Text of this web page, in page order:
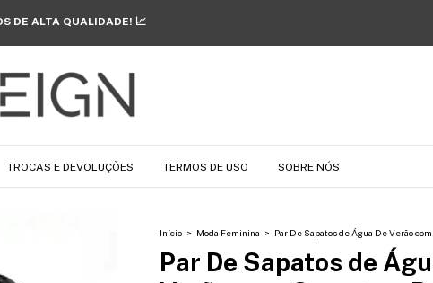
SOMENTE HOJE! 🔥
TROCAS E DEVOLUÇÕES TERMOS DE USO SOBRE NÓS
Início > Moda Feminina > Par De Sapatos de Água De Verão
Par De Sapatos de